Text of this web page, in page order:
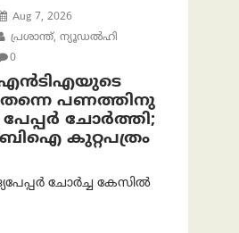
Aug 7, 2026
പ്രശാന്ത്, ന്യൂഡല്‍ഹി
0
തന്നെ പണത്തിനു
പേപ്പർ ചോർത്തി;
കുറ്റപത്രം
ചോർച്ച കേസിൽ